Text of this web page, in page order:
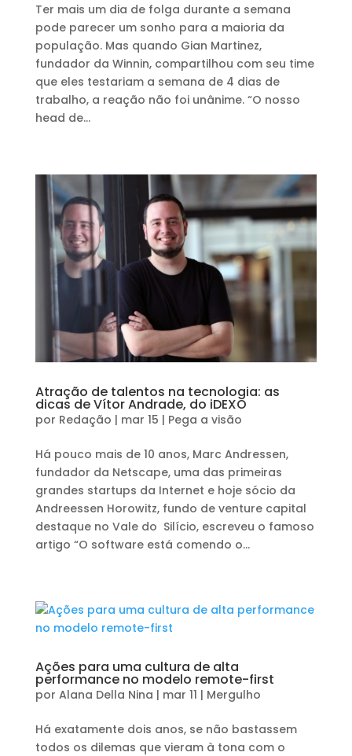
Ter mais um dia de folga durante a semana
pode parecer um sonho para a maioria da
população. Mas quando Gian Martinez,
fundador da Winnin, compartilhou com seu time
que eles testariam a semana de 4 dias de
trabalho, a reação não foi unânime. “O nosso
head de...
Atração de talentos na tecnologia: as
dicas de Vítor Andrade, do iDEXO
por Redação | mar 15 | Pega a visão
Há pouco mais de 10 anos, Marc Andressen,
fundador da Netscape, uma das primeiras
grandes startups da Internet e hoje sócio da
Andreessen Horowitz, fundo de venture capital
destaque no Vale do Silício, escreveu o famoso
artigo “O software está comendo o...
Ações para uma cultura de alta
performance no modelo remote-first
por Alana Della Nina | mar 11 | Mergulho
Há exatamente dois anos, se não bastassem
todos os dilemas que vieram à tona com o